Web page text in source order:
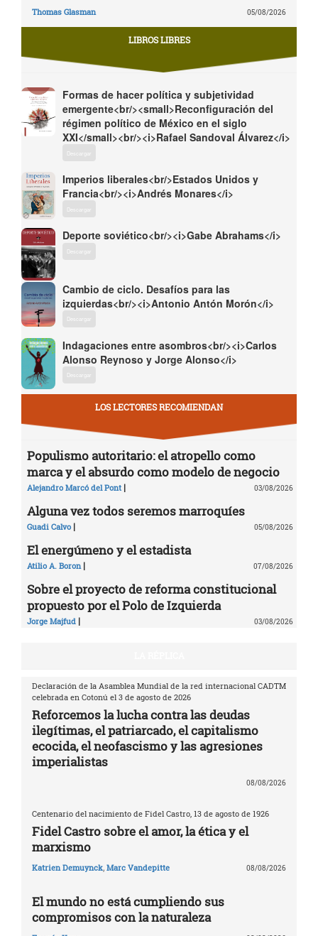
Thomas Glasman 05/08/2026
LIBROS LIBRES
Formas de hacer política y subjetividad
emergente<br/><small>Reconfiguración del
régimen político de México en el siglo
XXI</small><br/><i>Rafael Sandoval Álvarez</i>
Descargar
Imperios liberales<br/>Estados Unidos y
Francia<br/><i>Andrés Monares</i>
Descargar
Deporte soviético<br/><i>Gabe Abrahams</i>
Descargar
Cambio de ciclo. Desafíos para las
izquierdas<br/><i>Antonio Antón Morón</i>
Descargar
Indagaciones entre asombros<br/><i>Carlos
Alonso Reynoso y Jorge Alonso</i>
Descargar
LOS LECTORES RECOMIENDAN
Populismo autoritario: el atropello como
marca y el absurdo como modelo de negocio
Alejandro Marcó del Pont | 03/08/2026
Alguna vez todos seremos marroquíes
Guadi Calvo | 05/08/2026
El energúmeno y el estadista
Atilio A. Boron | 07/08/2026
Sobre el proyecto de reforma constitucional
propuesto por el Polo de Izquierda
Jorge Majfud | 03/08/2026
Declaración de la Asamblea Mundial de la red internacional CADTM
celebrada en Cotonú el 3 de agosto de 2026
Reforcemos la lucha contra las deudas
ilegítimas, el patriarcado, el capitalismo
ecocida, el neofascismo y las agresiones
imperialistas
08/08/2026
Centenario del nacimiento de Fidel Castro, 13 de agosto de 1926
Fidel Castro sobre el amor, la ética y el
marxismo
Katrien Demuynck, Marc Vandepitte 08/08/2026
El mundo no está cumpliendo sus
compromisos con la naturaleza